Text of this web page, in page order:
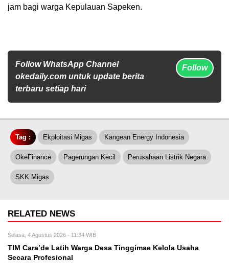
jam bagi warga Kepulauan Sapeken.
Follow WhatsApp Channel
okedaily.com untuk update berita
terbaru setiap hari
Follow
Tag : Ekploitasi Migas Kangean Energy Indonesia
OkeFinance Pagerungan Kecil Perusahaan Listrik Negara
SKK Migas
RELATED NEWS
Selasa, 4 Agustus 2026 - 11:34 WIB
TIM Cara’de Latih Warga Desa Tinggimae Kelola Usaha
Secara Profesional